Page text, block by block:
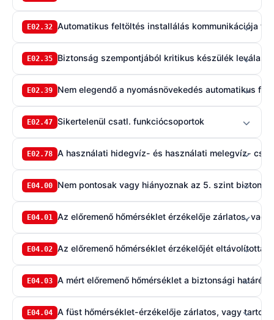
E02.32 Automatikus feltöltés installálás kommunikációja
E02.35 Biztonság szempontjából kritikus készülék
E02.39 Nem elegendő a nyomásnövekedés automatikus
E02.47 Sikertelenül csatl. funkciócsoportok
E02.78 A használati hidegvíz- és használati melegvíz-
E04.00 Nem pontosak vagy hiányoznak az 5. szint
E04.01 Az előremenő hőmérséklet érzékelője zárlatos,
E04.02 Az előremenő hőmérséklet érzékelőjét
E04.03 A mért előremenő hőmérséklet a biztonsági
E04.04 A füst hőmérséklet-érzékelője zárlatos, vagy